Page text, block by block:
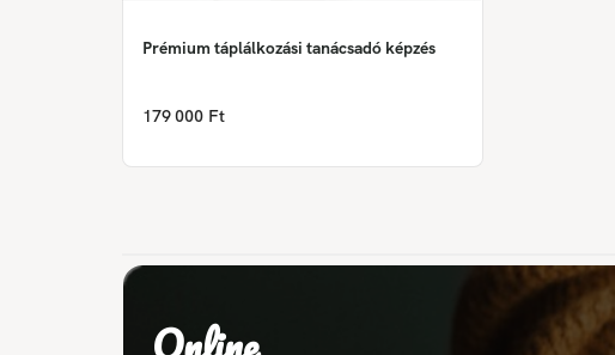
Prémium táplálkozási tanácsadó képzés
179 000 Ft